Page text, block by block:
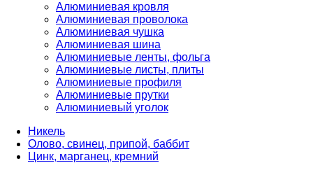
Алюминиевая кровля
Алюминиевая проволока
Алюминиевая чушка
Алюминиевая шина
Алюминиевые ленты, фольга
Алюминиевые листы, плиты
Алюминиевые профиля
Алюминиевые прутки
Алюминиевый уголок
Никель
Олово, свинец, припой, баббит
Цинк, марганец, кремний